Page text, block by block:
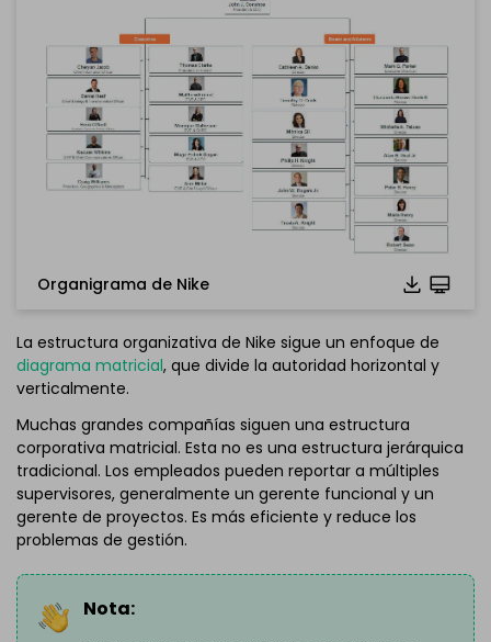
Haz clic para descargar y usar esta plantilla.
*El archivo
desde
debajo.
También puedes probar EdrawMind OnlineGRATIS desde
debajo.
Organigrama de Nike
La estructura organizativa de Nike sigue un enfoque de
diagrama matricial, que divide la autoridad horizontal y
verticalmente.
Muchas grandes compañías siguen una estructura
corporativa matricial. Esta no es una estructura jerárquica
tradicional. Los empleados pueden reportar a múltiples
supervisores, generalmente un gerente funcional y un
gerente de proyectos. Es más eficiente y reduce los
problemas de gestión.
Nota: